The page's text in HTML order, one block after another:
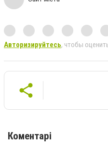
Авторизируйтесь, чтобы
Коментарі